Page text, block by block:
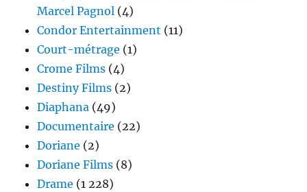
Marcel Pagnol (4)
Condor Entertainment (11)
Court-métrage (1)
Crome Films (4)
Destiny Films (2)
Diaphana (49)
Documentaire (22)
Doriane (2)
Doriane Films (8)
Drame (1 228)